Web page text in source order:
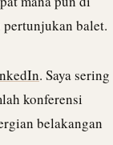
balet.
. Saya sering
konferensi
belakangan